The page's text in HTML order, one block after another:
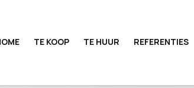
TE KOOP TE HUUR REFERENTIES